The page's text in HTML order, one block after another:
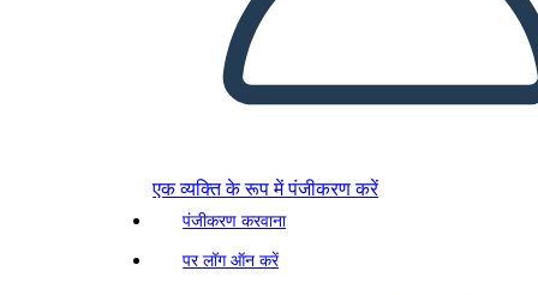
एक व्यक्ति के रूप में पंजीकरण करें
पंजीकरण करवाना
पर लॉग ऑन करें